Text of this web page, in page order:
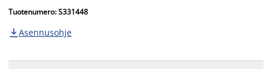
Tuotenumero: S331448
 Asennusohje